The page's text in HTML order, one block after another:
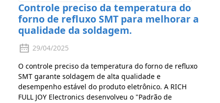
Controle preciso da temperatura do
forno de refluxo SMT para melhorar a
qualidade da soldagem.
29/04/2025
O controle preciso da temperatura do forno de refluxo
SMT garante soldagem de alta qualidade e
desempenho estável do produto eletrônico. A RICH
FULL JOY Electronics desenvolveu o "Padrão de